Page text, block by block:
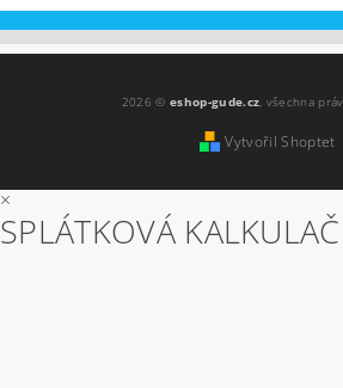
2026 ©eshop-gude.cz, všechna
Vytvořil Shoptet
×
SPLÁTKOVÁ